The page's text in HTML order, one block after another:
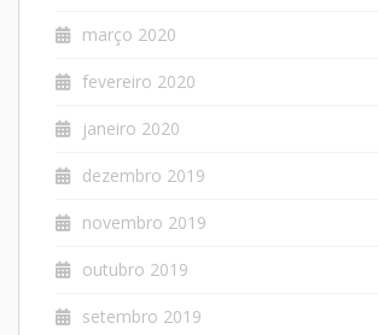
março 2020
fevereiro 2020
janeiro 2020
dezembro 2019
novembro 2019
outubro 2019
setembro 2019